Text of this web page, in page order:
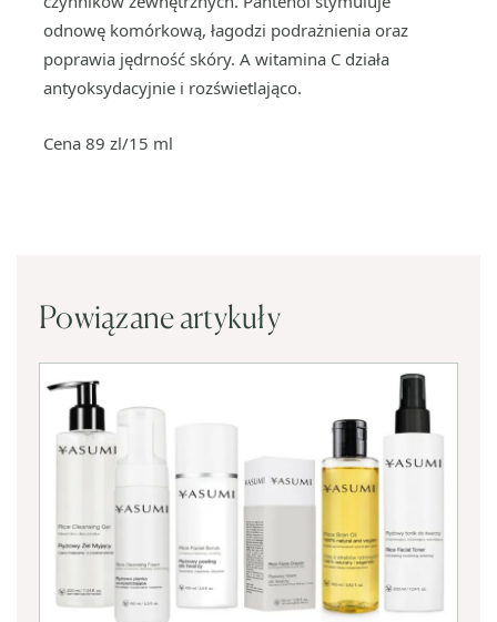
odnowę komórkową, łagodzi podrażnienia oraz
poprawia jędrność skóry. A witamina C działa
antyoksydacyjnie i rozświetlająco.
Cena 89 zl/15 ml
Powiązane artykuły